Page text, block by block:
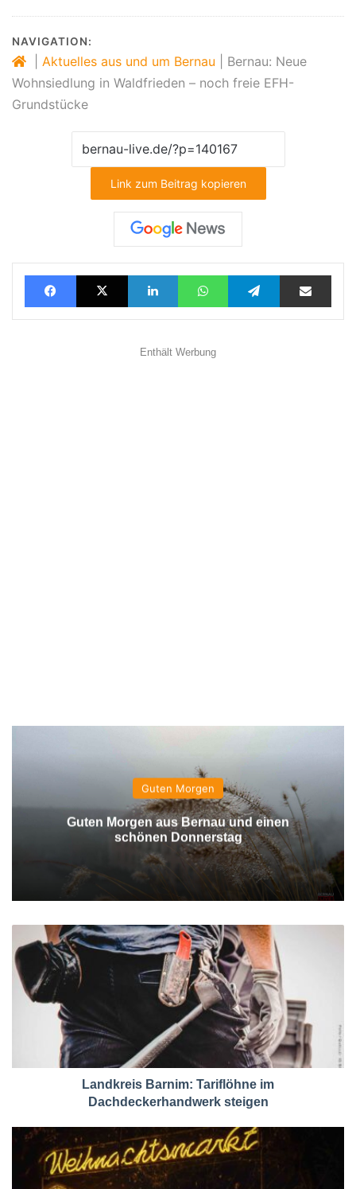
NAVIGATION:
Aktuelles aus und um Bernau
Bernau: Neue
Wohnsiedlung in Waldfrieden – noch freie EFH-
Grundstücke
Link zum Beitrag kopieren
FacebookX LinkedInWhatsAppTelegramTeilen via E-Mail
Enthält Werbung
Guten Morgen
Guten Morgen aus Bernau und einen
schönen Donnerstag
Landkreis Barnim: Tariflöhne im
Dachdeckerhandwerk steigen